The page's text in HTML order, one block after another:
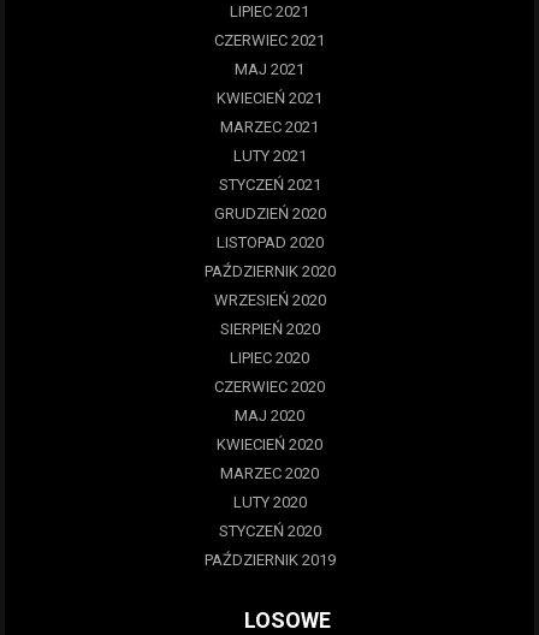
LIPIEC 2021
CZERWIEC 2021
MAJ 2021
KWIECIEŃ 2021
MARZEC 2021
LUTY 2021
STYCZEŃ 2021
GRUDZIEŃ 2020
LISTOPAD 2020
PAŹDZIERNIK 2020
WRZESIEŃ 2020
SIERPIEŃ 2020
LIPIEC 2020
CZERWIEC 2020
MAJ 2020
KWIECIEŃ 2020
MARZEC 2020
LUTY 2020
STYCZEŃ 2020
PAŹDZIERNIK 2019
LOSOWE